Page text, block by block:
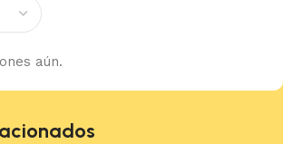
aún.